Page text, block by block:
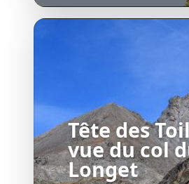
Tête des
vue du col
Longet